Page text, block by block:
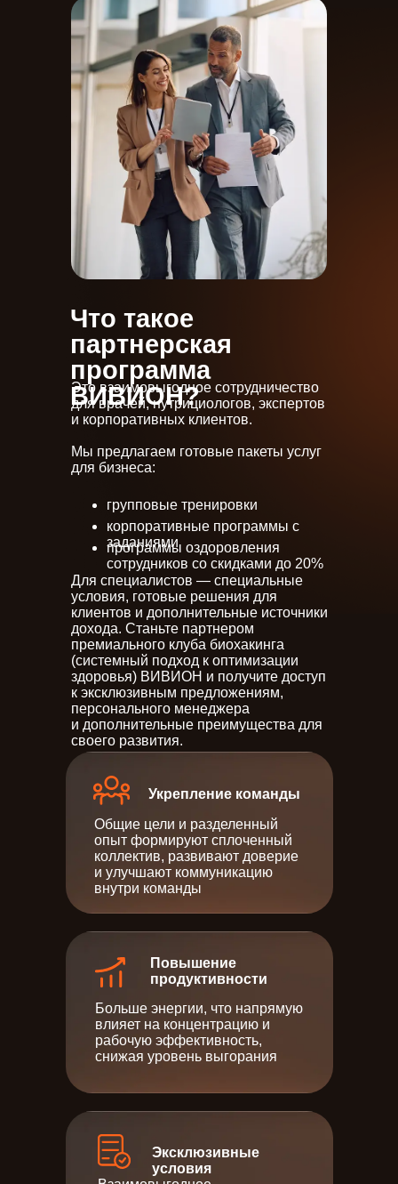
Эксклюзивные
условия
Повышение
продуктивности
Больше энергии, что напрямую
влияет на концентрацию и
рабочую эффективность,
снижая уровень выгорания
Укрепление команды
Общие цели и разделенный
опыт формируют сплоченный
коллектив, развивают доверие
и улучшают коммуникацию
внутри команды
Что такое
партнерская
программа
ВИВИОН?
Это взаимовыгодное сотрудничество
для врачей, нутрициологов, экспертов
и корпоративных клиентов.
групповые тренировки
корпоративные программы с
заданиями
программы оздоровления
сотрудников со скидками до 20%
Для специалистов — специальные
условия, готовые решения для
клиентов и дополнительные источники
дохода. Станьте партнером
премиального клуба биохакинга
(системный подход к оптимизации
здоровья) ВИВИОН и получите доступ
к эксклюзивным предложениям,
персонального менеджера
и дополнительные преимущества для
своего развития.
Мы предлагаем готовые пакеты услуг
для бизнеса: